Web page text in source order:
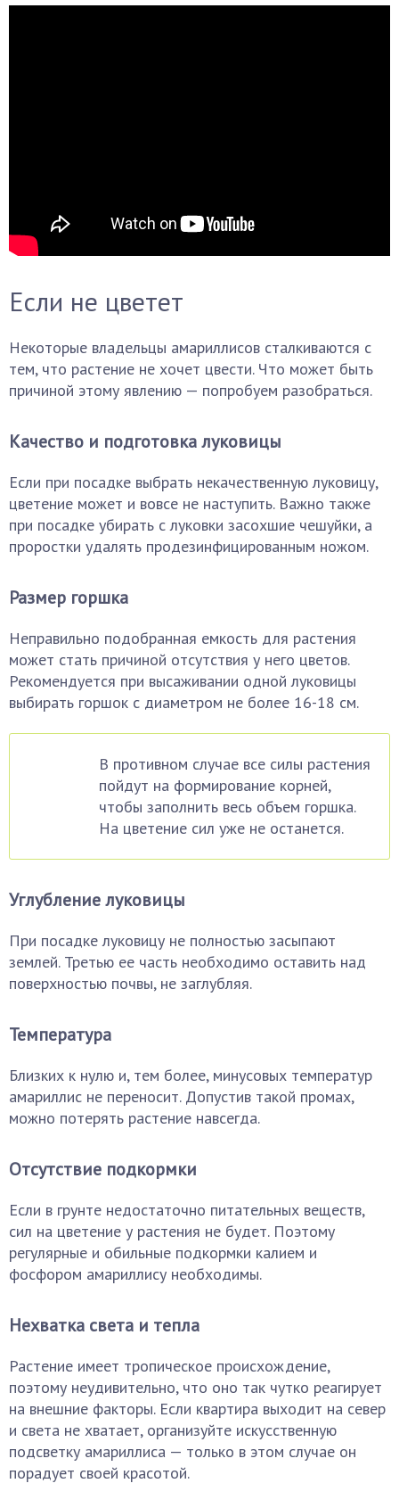
Если не цветет
Некоторые владельцы амариллисов сталкиваются с
тем, что растение не хочет цвести. Что может быть
причиной этому явлению — попробуем разобраться.
Качество и подготовка луковицы
Если при посадке выбрать некачественную луковицу,
цветение может и вовсе не наступить. Важно также
при посадке убирать с луковки засохшие чешуйки, а
проростки удалять продезинфицированным ножом.
Размер горшка
Неправильно подобранная емкость для растения
может стать причиной отсутствия у него цветов.
Рекомендуется при высаживании одной луковицы
выбирать горшок с диаметром не более 16-18 см.
В противном случае все силы растения
пойдут на формирование корней,
чтобы заполнить весь объем горшка.
На цветение сил уже не останется.
Углубление луковицы
При посадке луковицу не полностью засыпают
землей. Третью ее часть необходимо оставить над
поверхностью почвы, не заглубляя.
Температура
Близких к нулю и, тем более, минусовых температур
амариллис не переносит. Допустив такой промах,
можно потерять растение навсегда.
Отсутствие подкормки
Если в грунте недостаточно питательных веществ,
сил на цветение у растения не будет. Поэтому
регулярные и обильные подкормки калием и
фосфором амариллису необходимы.
Нехватка света и тепла
Растение имеет тропическое происхождение,
поэтому неудивительно, что оно так чутко реагирует
на внешние факторы. Если квартира выходит на север
и света не хватает, организуйте искусственную
подсветку амариллиса — только в этом случае он
порадует своей красотой.